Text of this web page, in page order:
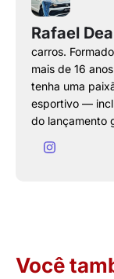
Rafael Dea
carros.
mais de 16
tenha uma
esportivo —
do lançamento
Você